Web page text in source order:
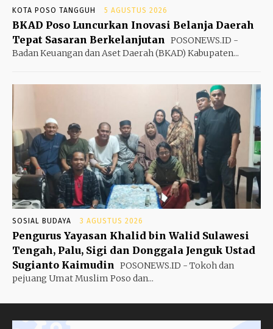
KOTA POSO TANGGUH 5 AGUSTUS 2026
BKAD Poso Luncurkan Inovasi Belanja Daerah
Tepat Sasaran Berkelanjutan
POSONEWS.ID -
Badan Keuangan dan Aset Daerah (BKAD) Kabupaten...
SOSIAL BUDAYA 3 AGUSTUS 2026
Pengurus Yayasan Khalid bin Walid Sulawesi
Tengah, Palu, Sigi dan Donggala Jenguk Ustad
Sugianto Kaimudin
POSONEWS.ID - Tokoh dan
pejuang Umat Muslim Poso dan...